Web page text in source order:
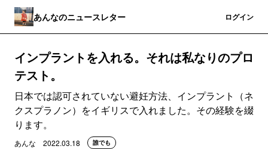
あんなのニュースレター ログイン
インプラントを入れる。それは私なりのプロ
テスト。
日本では認可されていない避妊方法、インプラント（ネ
クスプラノン）をイギリスで入れました。その経験を綴
ります。
あんな 2022.03.18 誰でも